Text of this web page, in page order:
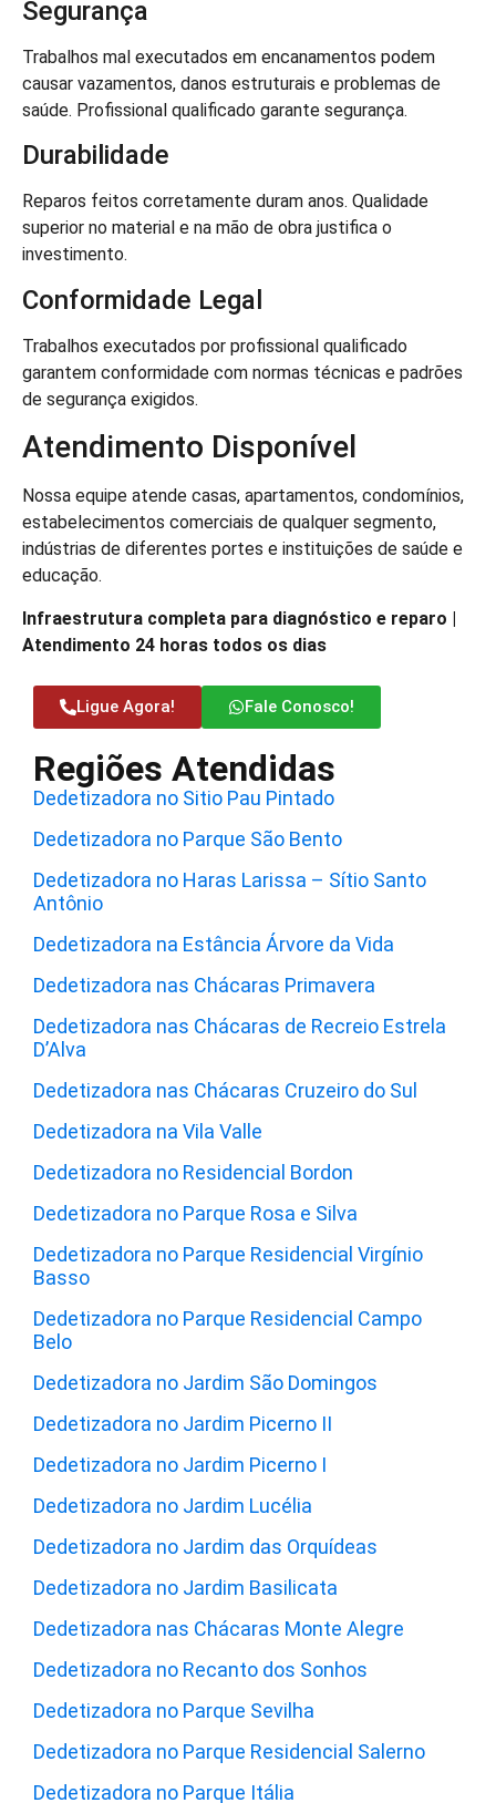
Segurança
Trabalhos mal executados em encanamentos podem
causar vazamentos, danos estruturais e problemas de
saúde. Profissional qualificado garante segurança.
Durabilidade
Reparos feitos corretamente duram anos. Qualidade
superior no material e na mão de obra justifica o
investimento.
Conformidade Legal
Trabalhos executados por profissional qualificado
garantem conformidade com normas técnicas e padrões
de segurança exigidos.
Atendimento Disponível
Nossa equipe atende casas, apartamentos, condomínios,
estabelecimentos comerciais de qualquer segmento,
indústrias de diferentes portes e instituições de saúde e
educação.
Infraestrutura completa para diagnóstico e reparo |
Atendimento 24 horas todos os dias
Ligue Agora! Fale Conosco!
Regiões Atendidas
Dedetizadora no Sitio Pau Pintado
Dedetizadora no Parque São Bento
Dedetizadora no Haras Larissa – Sítio Santo
Antônio
Dedetizadora na Estância Árvore da Vida
Dedetizadora nas Chácaras Primavera
Dedetizadora nas Chácaras de Recreio Estrela
D’Alva
Dedetizadora nas Chácaras Cruzeiro do Sul
Dedetizadora na Vila Valle
Dedetizadora no Residencial Bordon
Dedetizadora no Parque Rosa e Silva
Dedetizadora no Parque Residencial Virgínio
Basso
Dedetizadora no Parque Residencial Campo
Belo
Dedetizadora no Jardim São Domingos
Dedetizadora no Jardim Picerno II
Dedetizadora no Jardim Picerno I
Dedetizadora no Jardim Lucélia
Dedetizadora no Jardim das Orquídeas
Dedetizadora no Jardim Basilicata
Dedetizadora nas Chácaras Monte Alegre
Dedetizadora no Recanto dos Sonhos
Dedetizadora no Parque Sevilha
Dedetizadora no Parque Residencial Salerno
Dedetizadora no Parque Itália